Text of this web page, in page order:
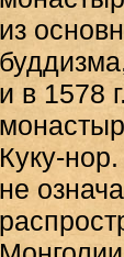
из
и в 1578
Куку-
не